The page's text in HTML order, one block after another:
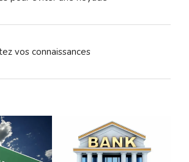
vos connaissances